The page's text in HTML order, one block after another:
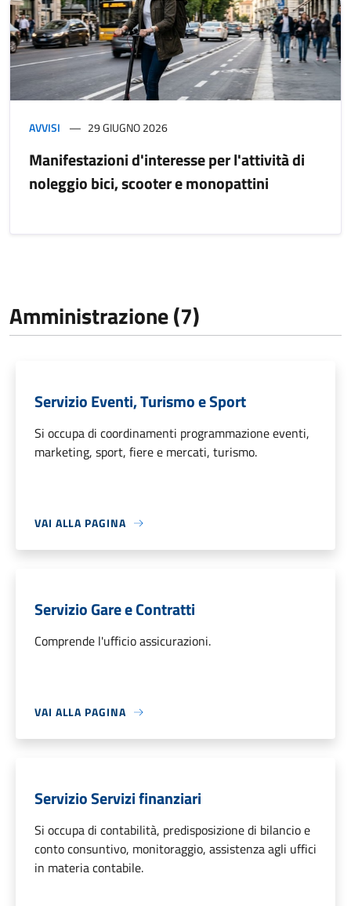
AVVISI 29 GIUGNO 2026
Manifestazioni d'interesse per l'attività di
noleggio bici, scooter e monopattini
Amministrazione (7)
Servizio Eventi, Turismo e Sport
Si occupa di coordinamenti programmazione eventi,
marketing, sport, fiere e mercati, turismo.
VAI ALLA PAGINA
Servizio Gare e Contratti
Comprende l'ufficio assicurazioni.
VAI ALLA PAGINA
Servizio Servizi finanziari
Si occupa di contabilità, predisposizione di bilancio e
conto consuntivo, monitoraggio, assistenza agli uffici
in materia contabile.